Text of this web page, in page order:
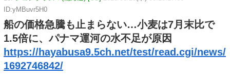
ID:yMBuvr5H0
船の価格急騰も止まらない…小麦は7月末比で
1.5倍に、パナマ運河の水不足が原因
https://hayabusa9.5ch.net/test/read.cgi/news/
1692746842/